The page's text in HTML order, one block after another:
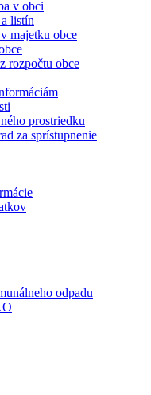
v obci
listín
majetku obce
rozpočtu obce
prostriedku
za sprístupnenie
odpadu